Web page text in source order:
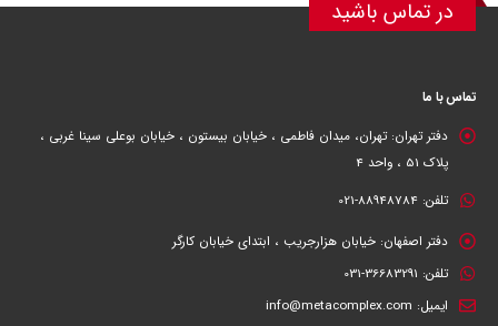
در تماس باشید
تماس با ما
دفتر تهران: تهران، میدان فاطمی ، خیابان بیستون ، خیابان بوعلی سینا غربی ،
پلاک 51 ، واحد 4
تلفن: 88948784-021
دفتر اصفهان: خیابان هزارجریب ، ابتدای خیابان کارگر
تلفن: 36683291-031
ایمیل: info@metacomplex.com